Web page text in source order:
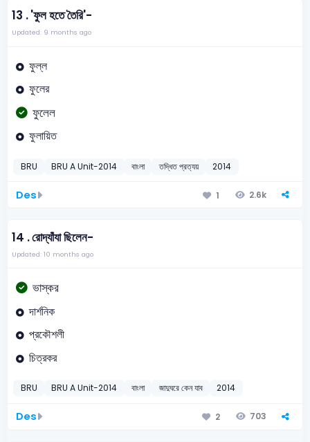
13 .'ফুল হতে তৈরি'-
Updated: 9 months ago
ফুল্ল
ফুলের
ফুলেল
ফুলায়িত
BRU BRU A Unit-2014 বাংলা তদ্ধিত প্রত্যয় 2014
Des 1 2.6k
14 .রোদ্যাঁযা ছিলেন-
Updated: 10 months ago
ভাস্কর
দার্শনিক
প্রকৌশলী
চিত্রকর
BRU BRU A Unit-2014 বাংলা জাদুঘরে কেন যাব 2014
Des 2 703